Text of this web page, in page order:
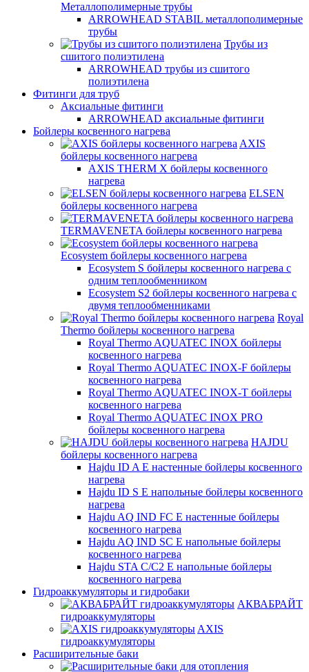
Металлополимерные трубы
ARROWHEAD STABIL металлополимерные
трубы
Трубы из
сшитого полиэтилена
ARROWHEAD трубы из сшитого
полиэтилена
Фитинги для труб
Аксиальные фитинги
ARROWHEAD аксиальные фитинги
Бойлеры косвенного нагрева
AXIS
бойлеры косвенного нагрева
AXIS THERM X бойлеры косвенного
нагрева
ELSEN
бойлеры косвенного нагрева
TERMAVENETA бойлеры косвенного нагрева
Ecosystem бойлеры косвенного нагрева
Ecosystem S бойлеры косвенного нагрева с
одним теплообменником
Ecosystem S2 бойлеры косвенного нагрева с
двумя теплообменниками
Royal
Thermo бойлеры косвенного нагрева
Royal Thermo AQUATEC INOX бойлеры
косвенного нагрева
Royal Thermo AQUATEC INOX-F бойлеры
косвенного нагрева
Royal Thermo AQUATEC INOX-T бойлеры
косвенного нагрева
Royal Thermo AQUATEC INOX PRO
бойлеры косвенного нагрева
HAJDU
бойлеры косвенного нагрева
Hajdu ID A E настенные бойлеры косвенного
нагрева
Hajdu ID S E напольные бойлеры косвенного
нагрева
Hajdu AQ IND FC E настенные бойлеры
косвенного нагрева
Hajdu AQ IND SC E напольные бойлеры
косвенного нагрева
Hajdu STA C/C2 E напольные бойлеры
косвенного нагрева
Гидроаккумуляторы и гидробаки
АКВАБРАЙТ
гидроаккумуляторы
AXIS
гидроаккумуляторы
Расширительные баки